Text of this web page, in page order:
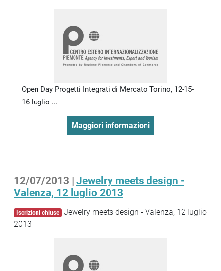
Open Day Progetti Integrati di Mercato Torino, 12-15-
16 luglio ...
Maggiori informazioni
12/07/2013 | Jewelry meets design -
Valenza, 12 luglio 2013
Iscrizioni chiuse Jewelry meets design - Valenza, 12 luglio
2013